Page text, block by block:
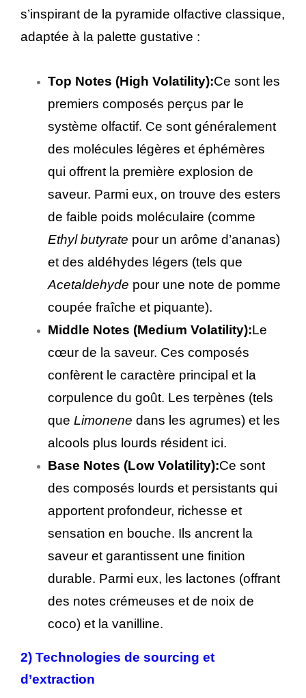
s’inspirant de la pyramide olfactive classique,
adaptée à la palette gustative :
Top Notes (High Volatility):Ce sont les
premiers composés perçus par le
système olfactif. Ce sont généralement
des molécules légères et éphémères
qui offrent la première explosion de
saveur. Parmi eux, on trouve des esters
de faible poids moléculaire (comme
Ethyl butyrate pour un arôme d’ananas)
et des aldéhydes légers (tels que
Acetaldehyde pour une note de pomme
coupée fraîche et piquante).
Middle Notes (Medium Volatility):Le
cœur de la saveur. Ces composés
confèrent le caractère principal et la
corpulence du goût. Les terpènes (tels
que Limonene dans les agrumes) et les
alcools plus lourds résident ici.
Base Notes (Low Volatility):Ce sont
des composés lourds et persistants qui
apportent profondeur, richesse et
sensation en bouche. Ils ancrent la
saveur et garantissent une finition
durable. Parmi eux, les lactones (offrant
des notes crémeuses et de noix de
coco) et la vanilline.
2) Technologies de sourcing et
d’extraction